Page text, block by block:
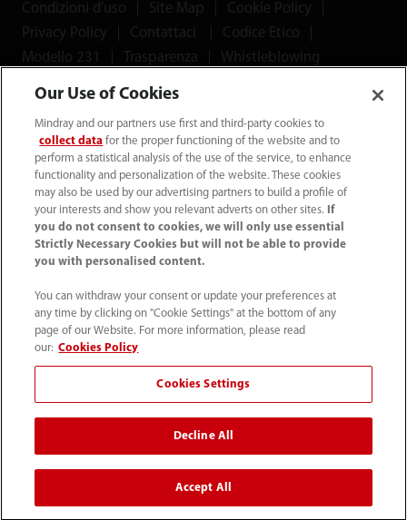
Condizioni d’uso Site Map Cookie Policy
Privacy Policy
Contattaci Codice Etico
Modello 231
Trasparenza Whistleblowing
© 2026 Shenzhen Mindray Bio-Medical Electronics Co.,
Ltd. Tutti i diritti riservati.
Mindray Medical Italy S.r.l. ha ottenuto ilRating di Legalità
con il punteggio ★★++ ed è inclusa nell'elenco
pubblicato sul sito dell'AGCM
*I collegamenti ai social media presenti su questo sito
possono indirizzare l'utente a piattaforme gestite da
Mindray Global. Mindray Medical Italy Srl non esercita
alcun controllo editoriale e declina ogni responsabilità
per i contenuti di tali pagine globali che potrebbero non
essere conformi alle specifiche normative e ai requisiti
legali locali italiani.
Our Use of Cookies
Mindray and our partners use first and third-party cookies to
collect data for the proper functioning of the website and to
perform a statistical analysis of the use of the service, to enhance
functionality and personalization of the website. These cookies
may also be used by our advertising partners to build a profile of
your interests and show you relevant adverts on other sites.
If
you do not consent to cookies, we will only use essential
Strictly Necessary Cookies but will not be able to provide
you with personalised content.
You can withdraw your consent or update your preferences at
any time by clicking on "Cookie Settings" at the bottom of any
page of our Website. For more information, please read
our: Cookies Policy
Cookies Settings
Decline All
Accept All